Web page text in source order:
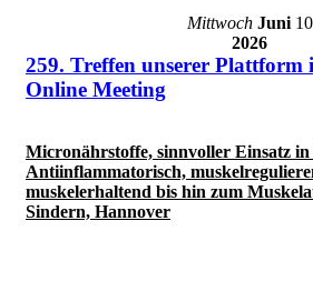
Mittwoch Juni 10
2026
259. Treffen unserer
Online Meeting
Micronährstoffe, sinnvoller Einsatz
Antiinflammatorisch,
muskelerhaltend bis hin zum
Sindern, Hannover